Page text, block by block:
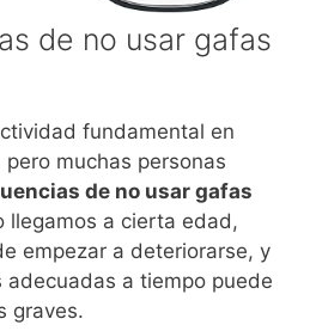
de no usar gafas
fundamental en
muchas personas
de no usar gafas
llegamos a cierta edad,
empezar a deteriorarse, y
adecuadas a tiempo puede
graves.